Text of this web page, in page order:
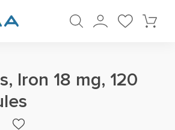
Iron 18 mg, 120